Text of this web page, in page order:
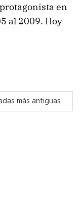
en
al 2009. Hoy
más antiguas